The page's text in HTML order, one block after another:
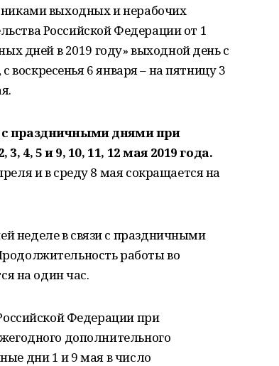
выходных и нерабочих
Российской Федерации от 1
дней в 2019 году» выходной день с
воскресенья 6 января – на пятницу 3
праздничными днями при
4, 5 и 9, 10, 11, 12 мая 2019 года.
и в среду 8 мая сокращается на
неделе в связи с праздничными
работы во
на один час.
Федерации при
дополнительного
дни 1 и 9 мая в число